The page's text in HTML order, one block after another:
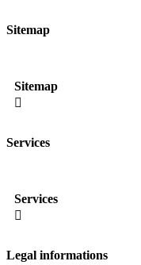
Sitemap
Sitemap

Services
Services

Legal informations